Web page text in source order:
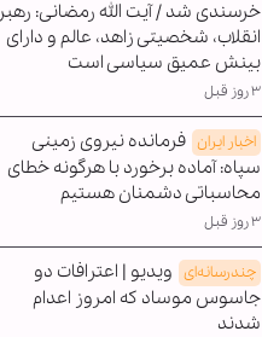
خرسندی شد / آیت الله رمضانی: رهبر
انقلاب، شخصیتی زاهد، عالم و دارای
بینش عمیق سیاسی است
۳ روز قبل
اخبار ایران فرمانده نیروی زمینی
سپاه: آماده برخورد با هرگونه خطای
محاسباتی دشمنان هستیم
۳ روز قبل
چندرسانه‌ای ویدیو | اعترافات دو
جاسوس موساد که امروز اعدام
شدند